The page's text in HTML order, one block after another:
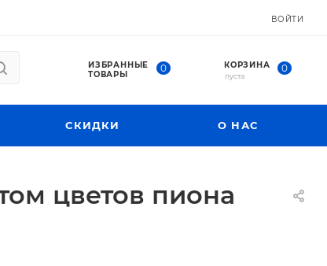
ВОЙТИ
ИЗБРАННЫЕ
ТОВАРЫ
0 КОРЗИНА 0
пуста
СКИДКИ О НАС
цветов пиона